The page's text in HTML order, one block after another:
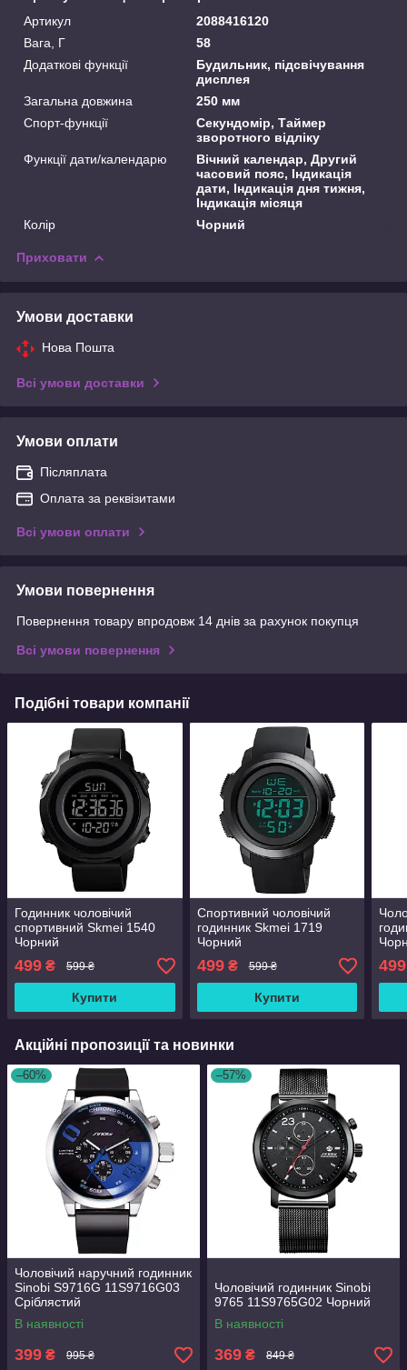
Артикул
2088416120
Вага, Г
58
Додаткові функції
Будильник, підсвічування
дисплея
Загальна довжина
250 мм
Спорт-функції
Секундомір, Таймер
зворотного відліку
Функції дати/календарю
Вічний календар, Другий
часовий пояс, Індикація
дати, Індикація дня тижня,
Індикація місяця
Колір
Чорний
Приховати
Умови доставки
Нова Пошта
Всі умови доставки
Умови оплати
Післяплата
Оплата за реквізитами
Всі умови оплати
Умови повернення
Повернення товару впродовж 14 днів за рахунок покупця
Всі умови повернення
Подібні товари компанії
Годинник чоловічий
спортивний Skmei 1540
Чорний
499 ₴ 599 ₴
Купити
Спортивний чоловічий
годинник Skmei 1719
Чорний
499₴ 599 ₴
Купити
499
Акційні пропозиції та новинки
–60%
Чоловічий наручний годинник
Sinobi S9716G 11S9716G03
Сріблястий
В наявності
399 ₴ 995 ₴
–57%
Чоловічий годинник Sinobi
9765 11S9765G02 Чорний
В наявності
369 ₴ 849 ₴